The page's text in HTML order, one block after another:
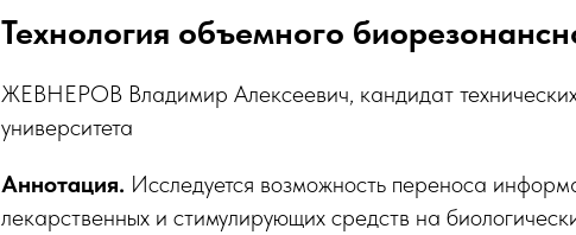
Технология объемного
ЖЕВНЕРОВ Владимир Алексеевич, кандидат технических
университета
Аннотация. Исследуется возможность переноса
лекарственных и стимулирующих средств на